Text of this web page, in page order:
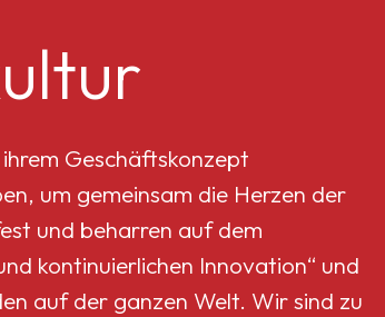
Geschäftskonzept
um gemeinsam die Herzen der
und beharren auf dem
kontinuierlichen Innovation“ und
auf der ganzen Welt. Wir sind zu